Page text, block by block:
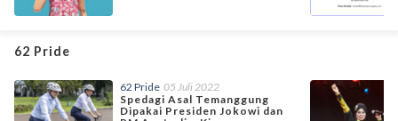
62 Pride
62 Pride 05 Juli 2022
Spedagi Asal Temanggung
Dipakai Presiden Jokowi dan